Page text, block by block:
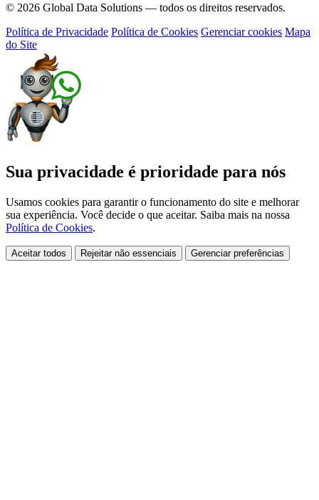
© 2026 Global Data Solutions — todos os direitos reservados.
Política de Privacidade Política de Cookies Gerenciar cookies Mapa
do Site
Sua privacidade é prioridade para nós
Usamos cookies para garantir o funcionamento do site e melhorar
sua experiência. Você decide o que aceitar. Saiba mais na nossa
Política de Cookies.
Aceitar todos Rejeitar não essenciais Gerenciar preferências